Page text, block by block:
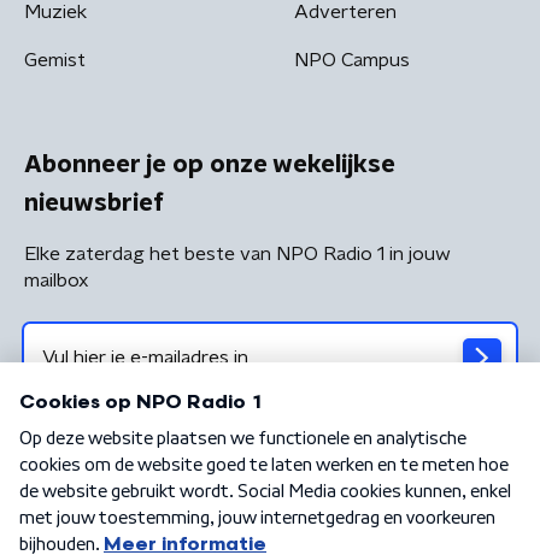
Muziek
Gemist
Adverteren
NPO Campus
Abonneer je op onze wekelijkse
nieuwsbrief
Elke zaterdag het beste van NPO Radio 1 in jouw
mailbox
Algemene voorwaarden